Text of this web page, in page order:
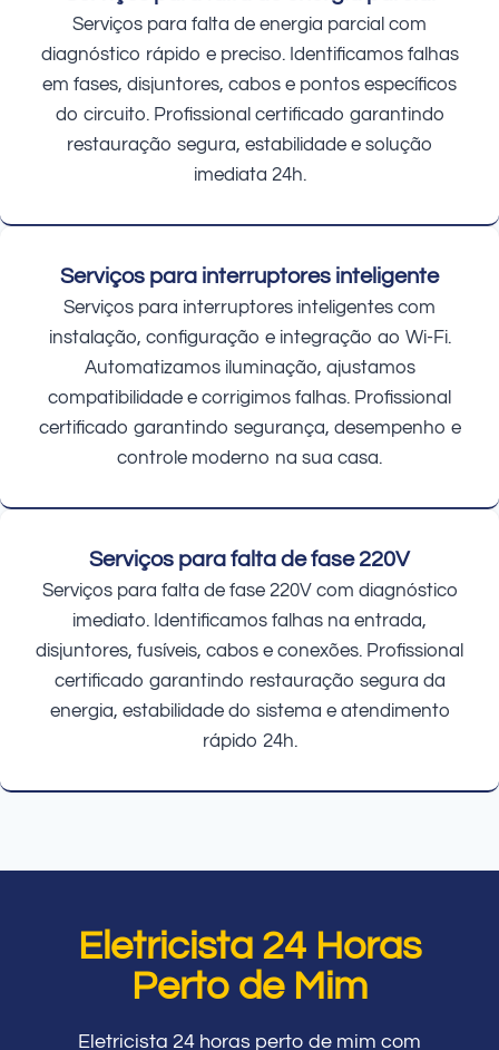
Serviços para falta de energia parcial com
diagnóstico rápido e preciso. Identificamos falhas
em fases, disjuntores, cabos e pontos específicos
do circuito. Profissional certificado garantindo
restauração segura, estabilidade e solução
imediata 24h.
Serviços para interruptores inteligente
Serviços para interruptores inteligentes com
instalação, configuração e integração ao Wi-Fi.
Automatizamos iluminação, ajustamos
compatibilidade e corrigimos falhas. Profissional
certificado garantindo segurança, desempenho e
controle moderno na sua casa.
Serviços para falta de fase 220V
Serviços para falta de fase 220V com diagnóstico
imediato. Identificamos falhas na entrada,
disjuntores, fusíveis, cabos e conexões. Profissional
certificado garantindo restauração segura da
energia, estabilidade do sistema e atendimento
rápido 24h.
Eletricista 24 Horas
Perto de Mim
Eletricista 24 horas perto de mim com